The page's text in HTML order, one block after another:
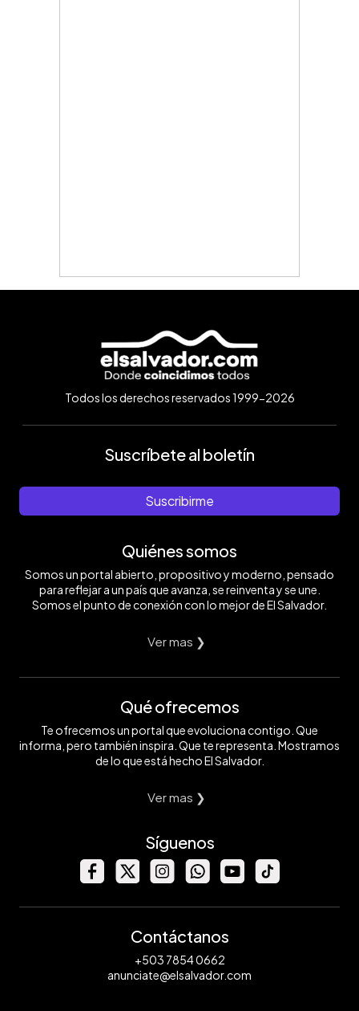
Todos los derechos reservados 1999-2026
Suscríbete al boletín
Suscribirme
Quiénes somos
Somos un portal abierto, propositivo y moderno, pensado
para reflejar a un país que avanza, se reinventa y se une.
Somos el punto de conexión con lo mejor de El Salvador.
Ver mas ❯
Qué ofrecemos
Te ofrecemos un portal que evoluciona contigo. Que
informa, pero también inspira. Que te representa. Mostramos
de lo que está hecho El Salvador.
Ver mas ❯
Síguenos
Contáctanos
+503 7854 0662
anunciate@elsalvador.com